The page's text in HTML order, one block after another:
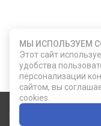
МЫ ИСПОЛЬЗУЕМ
Этот сайт
удобства
персонализации
сайтом, вы
cookies.